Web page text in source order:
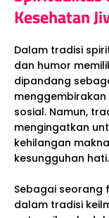
Kesehatan
Dalam tradisi
dan humor
dipandang
sosial. Namun,
mengingatkan
kehilangan
kesungguhan hati.
Sebagai seorang
dalam tradisi